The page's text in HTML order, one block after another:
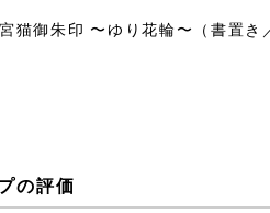
宮猫御朱印 〜ゆり花輪〜（書置き
の評価